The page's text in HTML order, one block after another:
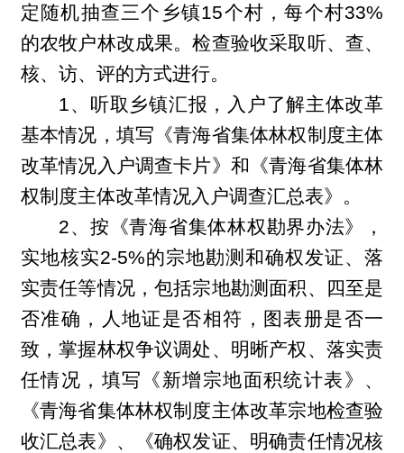
定随机抽查三个乡镇15个村，每个村33%
的农牧户林改成果。检查验收采取听、查、
核、访、评的方式进行。
1、听取乡镇汇报，入户了解主体改革
基本情况，填写《青海省集体林权制度主体
改革情况入户调查卡片》和《青海省集体林
权制度主体改革情况入户调查汇总表》。
2、按《青海省集体林权勘界办法》，
实地核实2-5%的宗地勘测和确权发证、落
实责任等情况，包括宗地勘测面积、四至是
否准确，人地证是否相符，图表册是否一
致，掌握林权争议调处、明晰产权、落实责
任情况，填写《新增宗地面积统计表》、
《青海省集体林权制度主体改革宗地检查验
收汇总表》、《确权发证、明确责任情况核